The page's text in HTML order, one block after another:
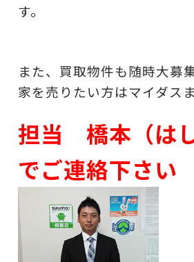
す。
また、買取物件も随時大募
家を売りたい方はマイダス
担当 橋本（は
でご連絡下さい